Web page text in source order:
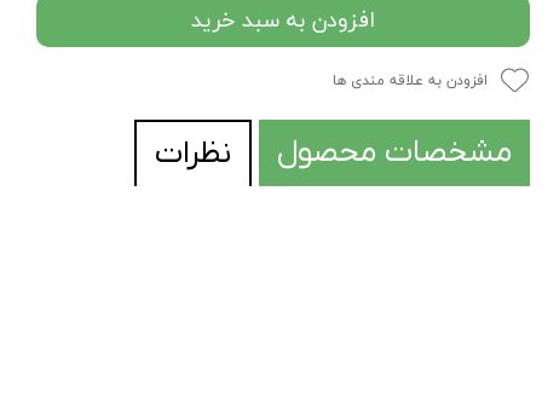
افزودن به سبد خرید
افزودن به علاقه مندی ها
مشخصات محصول نظرات